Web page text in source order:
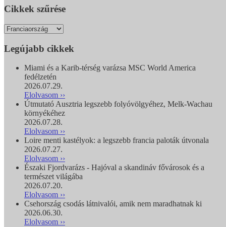
Cikkek szűrése
Legújabb cikkek
Miami és a Karib-térség varázsa MSC World America
fedélzetén
2026.07.29.
Elolvasom ››
Útmutató Ausztria legszebb folyóvölgyéhez, Melk-Wachau
környékéhez
2026.07.28.
Elolvasom ››
Loire menti kastélyok: a legszebb francia paloták útvonala
2026.07.27.
Elolvasom ››
Északi Fjordvarázs - Hajóval a skandináv fővárosok és a
természet világába
2026.07.20.
Elolvasom ››
Csehország csodás látnivalói, amik nem maradhatnak ki
2026.06.30.
Elolvasom ››